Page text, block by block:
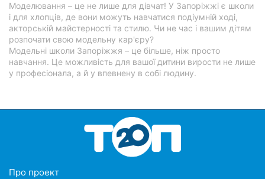
Моделювання – це не лише для дівчат! У Запоріжжі є школи
і для хлопців, де вони можуть навчатися подіумній ході,
акторській майстерності та стилю. Чи не час і вашим дітям
розпочати свою модельну кар'єру?
Модельні школи Запоріжжя – це більше, ніж просто
навчання. Це можливість для вашої дитини вирости не лише
у професіонала, а й у впевнену в собі людину.
Про проект